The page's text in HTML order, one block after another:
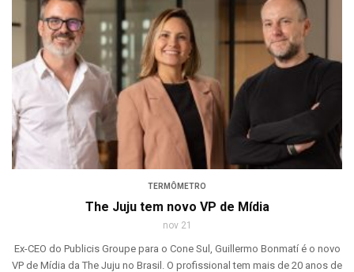
TERMÔMETRO
The Juju tem novo VP de Mídia
nov 21
Ex-CEO do Publicis Groupe para o Cone Sul, Guillermo Bonmatí é o novo
VP de Mídia da The Juju no Brasil. O profissional tem mais de 20 anos de